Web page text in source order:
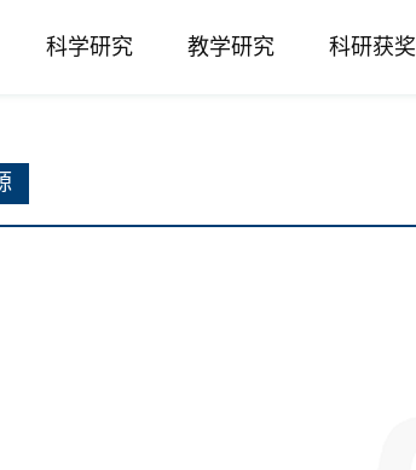
科学研究 教学研究 科研获奖